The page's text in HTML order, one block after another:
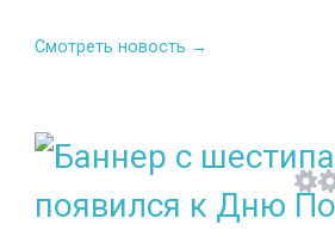
Смотреть новость →